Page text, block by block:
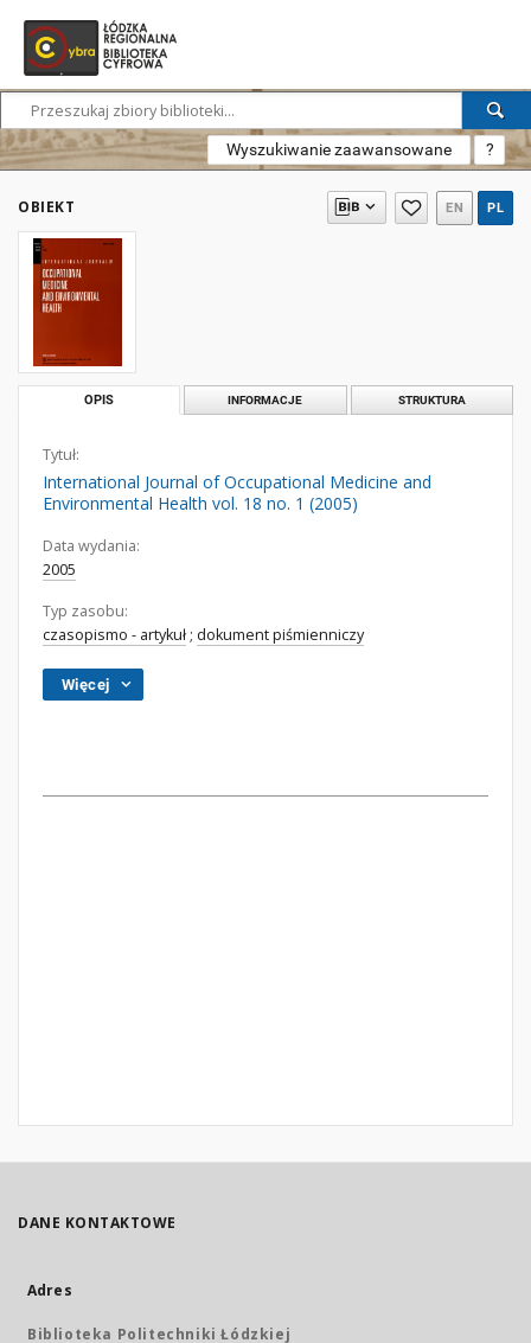
Wyszukiwanie zaawansowane ?
OBIEKT EN PL
OPIS INFORMACJE STRUKTURA
Tytuł:
International Journal of Occupational Medicine and
Environmental Health vol. 18 no. 1 (2005)
Data wydania:
2005
Typ zasobu:
czasopismo - artykuł ; dokument piśmienniczy
Więcej
DANE KONTAKTOWE
Adres
Biblioteka Politechniki Łódzkiej